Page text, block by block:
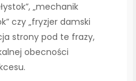
„mechanik
czy „fryzjer damski
strony pod te frazy,
obecności